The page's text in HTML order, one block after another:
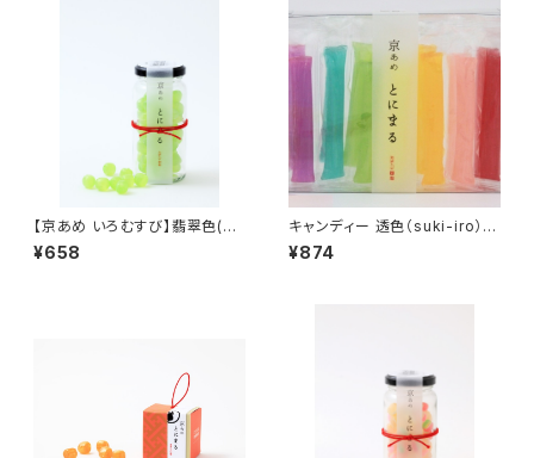
【京あめ いろむすび】翡翠色(マ
スカット) ビン入りタイプ（手提
げ袋付き）
¥658
キャンディー 透色（suki-iro）
（手提げ袋付き）
¥874